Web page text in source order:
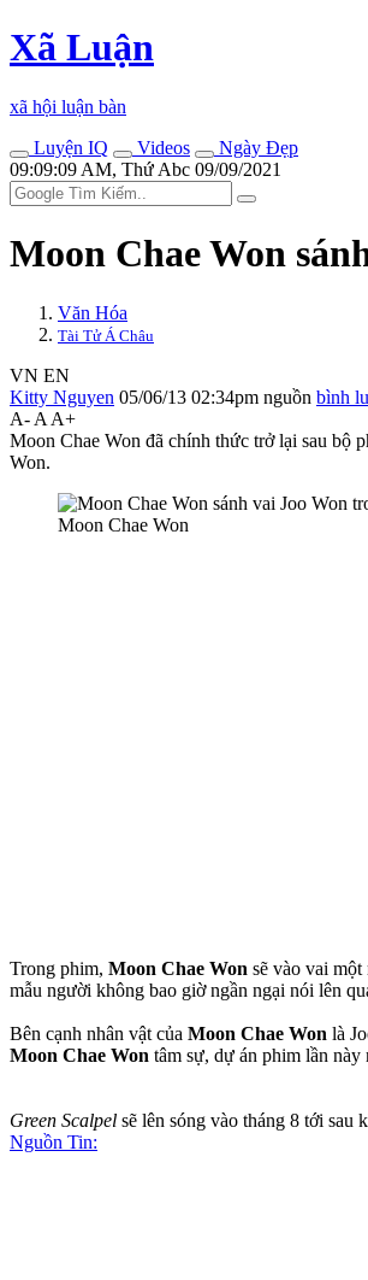
Xã Luận
xã hội luận bàn
Luyện IQ
Videos
Ngày Đẹp
09:09:09 AM, Thứ Abc 09/09/2021
Moon Chae Won
Văn Hóa
Tài Tử Á Châu
VN EN
Kitty Nguyen 05/06/13 02:34pm nguồn bình
A- A A+
Moon Chae Won đã chính thức trở lại sau bộ
Won.
Moon Chae Won
Trong phim, Moon Chae Won sẽ vào vai
mẫu người không bao giờ ngần ngại nói lên
Bên cạnh nhân vật của Moon Chae Won là
Moon Chae Won tâm sự, dự án phim lần
Green Scalpel sẽ lên sóng vào tháng 8 tới sau
Nguồn Tin: